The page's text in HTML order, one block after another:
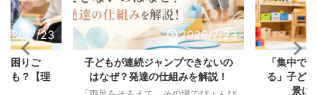
7/23
困りご
も？【理
2026/7/23
子どもが連続ジャンプできないの
はなぜ？発達の仕組みを解説！
「集中で
る」子ど
景に